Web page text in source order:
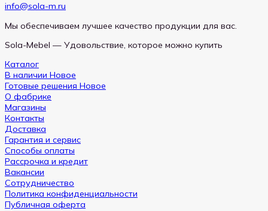
info@sola-m.ru
Мы обеспечиваем лучшее качество продукции для вас.
Sola-Mebel — Удовольствие, которое можно купить
Каталог
В наличии
Готовые решения
О фабрике
Магазины
Контакты
Доставка
Гарантия и сервис
Способы оплаты
Рассрочка и кредит
Вакансии
Сотрудничество
Политика конфиденциальности
Публичная оферта